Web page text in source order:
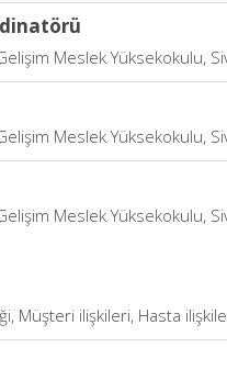
Meslek Yüksekokulu,
Meslek Yüksekokulu,
Meslek Yüksekokulu,
Müşteri ilişkileri, Hasta